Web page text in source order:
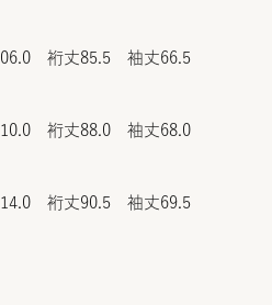
裄丈85.5 袖丈66.5
裄丈88.0 袖丈68.0
裄丈90.5 袖丈69.5